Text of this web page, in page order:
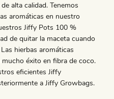
alta calidad. Tenemos
aromáticas en nuestro
Jiffy Pots 100 %
de quitar la maceta cuando
hierbas aromáticas
éxito en fibra de coco.
eficientes Jiffy
a Jiffy Growbags.